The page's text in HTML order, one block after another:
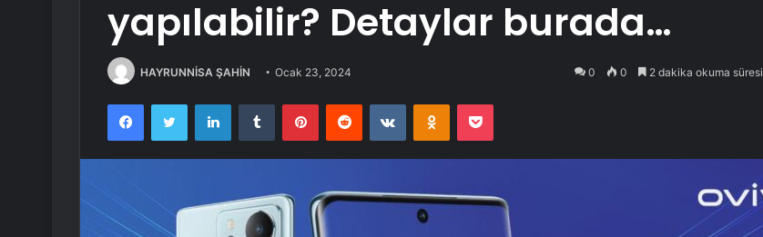
yapılabilir? Detaylar burada…
HAYRUNNİSA ŞAHİN Ocak 23, 2024 0 0 2 dakika okuma süresi
FacebookTwitter LinkedInTumblr PinterestReddit VKontakteOdnoklassniki
Pocket